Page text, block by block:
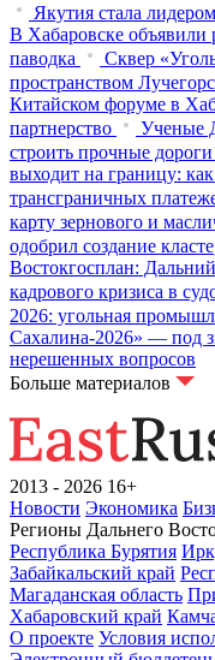
Якутия стала
В Хабаровске объявили
паводка
Сквер
пространством
Китайском форуме в
партнерство
Ученые
строить прочные
выходит на границу:
трансграничных
карту зернового и
одобрил создание
Востокгосплан:
кадрового кризиса в
2026: угольная
Сахалина-2026» — под
нерешенных вопросов
Больше материалов
2013 - 2026 16+
Новости Экономика
Регионы Дальнего
Республика Бурятия
Забайкальский край
Магаданская область
Хабаровский край
О проекте Условия